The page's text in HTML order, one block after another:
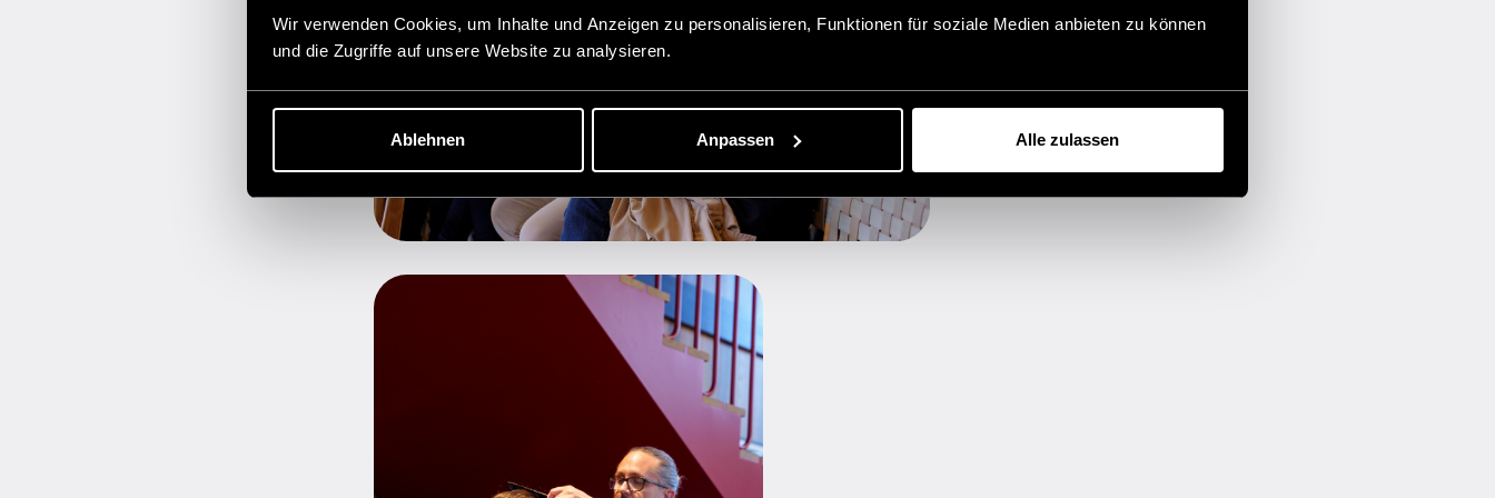
Wir verwenden Cookies, um Inhalte und Anzeigen zu personalisieren, Funktionen für soziale Medien anbieten zu können
und die Zugriffe auf unsere Website zu analysieren.
Ablehnen Anpassen Alle zulassen